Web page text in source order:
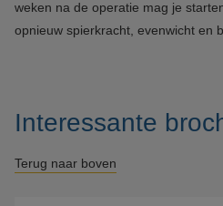
weken na de operatie mag je
opnieuw spierkracht, evenwicht en
Interessante
Terug naar boven